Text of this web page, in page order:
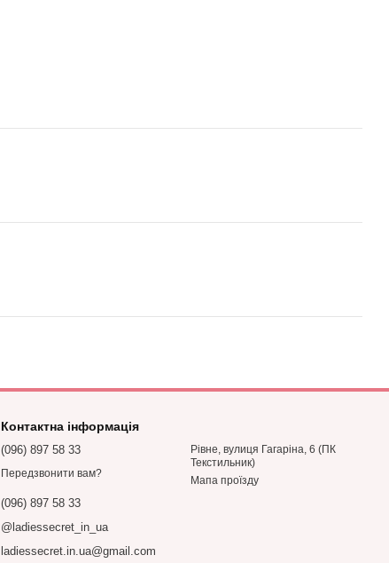
Контактна інформація
(096) 897 58 33
Передзвонити вам?
(096) 897 58 33
@ladiessecret_in_ua
ladiessecret.in.ua@gmail.com
Рівне, вулиця Гагаріна, 6 (ПК
Текстильник)
Мапа проїзду